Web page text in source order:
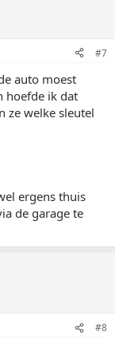
#7
auto moest
hoefde ik dat
ze welke sleutel
ergens thuis
de garage te
#8